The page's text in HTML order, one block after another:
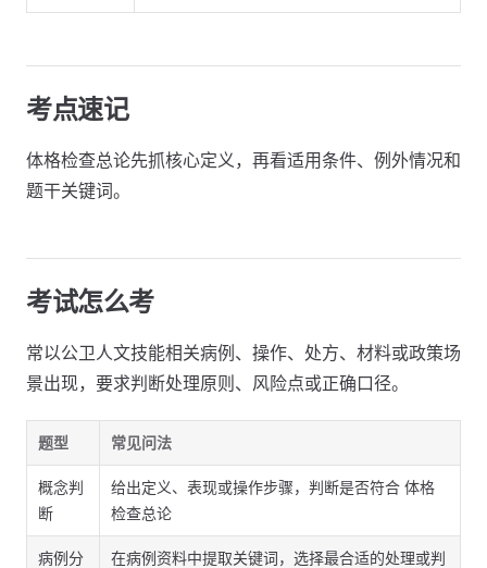
考点速记
体格检查总论先抓核心定义，再看适用条件、例外情况和
题干关键词。
考试怎么考
常以公卫人文技能相关病例、操作、处方、材料或政策场
景出现，要求判断处理原则、风险点或正确口径。
题型 常见问法
概念判
断
给出定义、表现或操作步骤，判断是否符合 体格
检查总论
病例分
在病例资料中提取关键词，选择最合适的处理或判